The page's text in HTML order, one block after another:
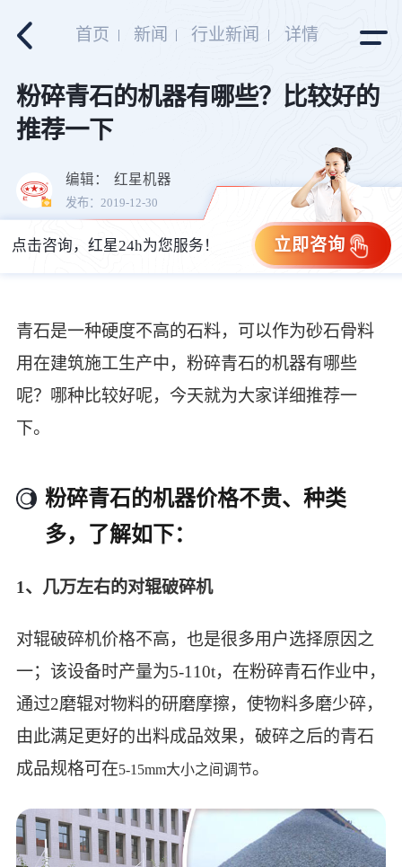
首页 新闻 行业新闻 详情
粉碎青石的机器有哪些？比较好的
推荐一下
编辑： 红星机器
发布：2019-12-30
立即咨询
点击咨询，红星24h为您服务！
青石是一种硬度不高的石料，可以作为砂石骨料
用在建筑施工生产中，粉碎青石的机器有哪些
呢？哪种比较好呢，今天就为大家详细推荐一
下。
粉碎青石的机器价格不贵、种类
多，了解如下：
1、几万左右的对辊破碎机
对辊破碎机价格不高，也是很多用户选择原因之
一；该设备时产量为5-110t，在粉碎青石作业中，
通过2磨辊对物料的研磨摩擦，使物料多磨少碎，
由此满足更好的出料成品效果，破碎之后的青石
成品规格可在5-15mm大小之间调节。